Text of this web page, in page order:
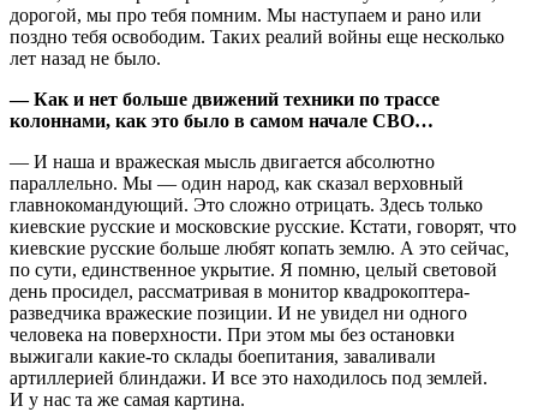
дорогой, мы про тебя помним. Мы наступаем и рано или
поздно тебя освободим. Таких реалий войны еще несколько
лет назад не было.
— Как и нет больше движений техники по трассе
колоннами, как это было в самом начале СВО…
— И наша и вражеская мысль двигается абсолютно
параллельно. Мы — один народ, как сказал верховный
главнокомандующий. Это сложно отрицать. Здесь только
киевские русские и московские русские. Кстати, говорят, что
киевские русские больше любят копать землю. А это сейчас,
по сути, единственное укрытие. Я помню, целый световой
день просидел, рассматривая в монитор квадрокоптера-
разведчика вражеские позиции. И не увидел ни одного
человека на поверхности. При этом мы без остановки
выжигали какие-то склады боепитания, заваливали
артиллерией блиндажи. И все это находилось под землей.
И у нас та же самая картина.